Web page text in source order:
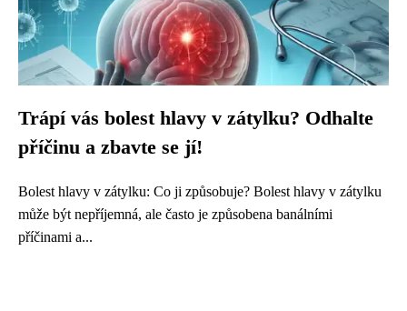
Trápí vás bolest hlavy v zátylku? Odhalte
příčinu a zbavte se jí!
Bolest hlavy v zátylku: Co ji způsobuje? Bolest hlavy v zátylku
může být nepříjemná, ale často je způsobena banálními
příčinami a...